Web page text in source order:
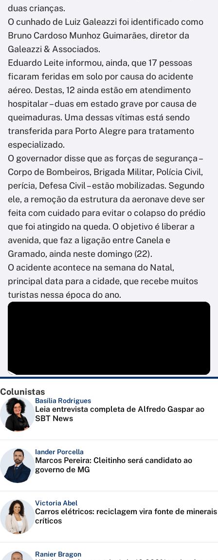
duas crianças.
O cunhado de Luiz Galeazzi foi identificado como
Bruno Cardoso Munhoz Guimarães, diretor da
Galeazzi & Associados.
Eduardo Leite informou, ainda, que 17 pessoas
ficaram feridas em solo por causa do acidente
aéreo. Destas, 12 ainda estão em atendimento
hospitalar – duas em estado grave por causa de
queimaduras. Uma dessas vítimas está sendo
transferida para Porto Alegre para tratamento
especializado.
O governador disse que as forças de segurança –
Corpo de Bombeiros, Brigada Militar, Polícia Civil,
perícia, Defesa Civil – estão mobilizadas. Segundo
ele, a remoção da estrutura da aeronave deve ser
feita com cuidado para evitar o colapso do prédio
que foi atingido na queda. O objetivo é liberar a
avenida, que faz a ligação entre Canela e
Gramado, ainda neste domingo (22).
O acidente acontece na semana do Natal,
principal data para a cidade, que recebe muitos
turistas nessa época do ano.
Colunistas
Basília Rodrigues
Leia entrevista completa de Alfredo Gaspar ao
SBT News
Iander Porcella
Marcos Pereira: Cleitinho será candidato ao
governo de MG
Victoria Abel
Carros elétricos: reciclagem vira fonte de minerais
críticos
Ranier Bragon